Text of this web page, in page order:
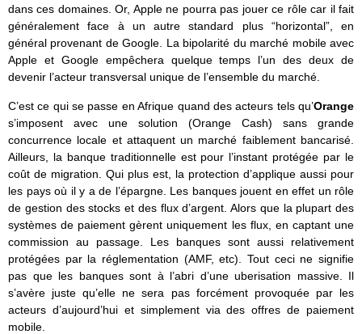
dans ces domaines. Or, Apple ne pourra pas jouer ce rôle car il fait
généralement face à un autre standard plus “horizontal”, en
général provenant de Google. La bipolarité du marché mobile avec
Apple et Google empêchera quelque temps l’un des deux de
devenir l’acteur transversal unique de l’ensemble du marché.
C’est ce qui se passe en Afrique quand des acteurs tels qu’Orange
s’imposent avec une solution (Orange Cash) sans grande
concurrence locale et attaquent un marché faiblement bancarisé.
Ailleurs, la banque traditionnelle est pour l’instant protégée par le
coût de migration. Qui plus est, la protection d’applique aussi pour
les pays où il y a de l’épargne. Les banques jouent en effet un rôle
de gestion des stocks et des flux d’argent. Alors que la plupart des
systèmes de paiement gèrent uniquement les flux, en captant une
commission au passage. Les banques sont aussi relativement
protégées par la réglementation (AMF, etc). Tout ceci ne signifie
pas que les banques sont à l’abri d’une uberisation massive. Il
s’avère juste qu’elle ne sera pas forcément provoquée par les
acteurs d’aujourd’hui et simplement via des offres de paiement
mobile.